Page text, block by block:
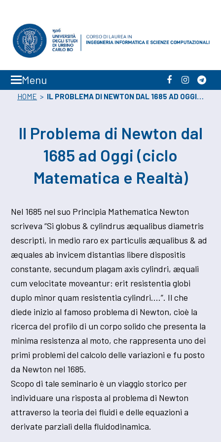
Facebook
Menu
HOME > IL PROBLEMA DI NEWTON DAL 1685 AD OGGI…
Il Problema di Newton dal
1685 ad Oggi (ciclo
Matematica e Realtà)
Nel 1685 nel suo Principia Mathematica Newton
scriveva “Si globus & cylindrus æqualibus diametris
descripti, in medio raro ex particulis æqualibus & ad
æquales ab invicem distantias libere dispositis
constante, secundum plagam axis cylindri, æquali
cum velocitate moveantur: erit resistentia globi
duplo minor quam resistentia cylindri….”. Il che
diede inizio al famoso problema di Newton, cioè la
ricerca del profilo di un corpo solido che presenta la
minima resistenza al moto, che rappresenta uno dei
primi problemi del calcolo delle variazioni e fu posto
da Newton nel 1685.
Scopo di tale seminario è un viaggio storico per
individuare una risposta al problema di Newton
attraverso la teoria dei fluidi e delle equazioni a
derivate parziali della fluidodinamica.